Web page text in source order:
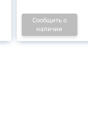
Сообщить о
наличии